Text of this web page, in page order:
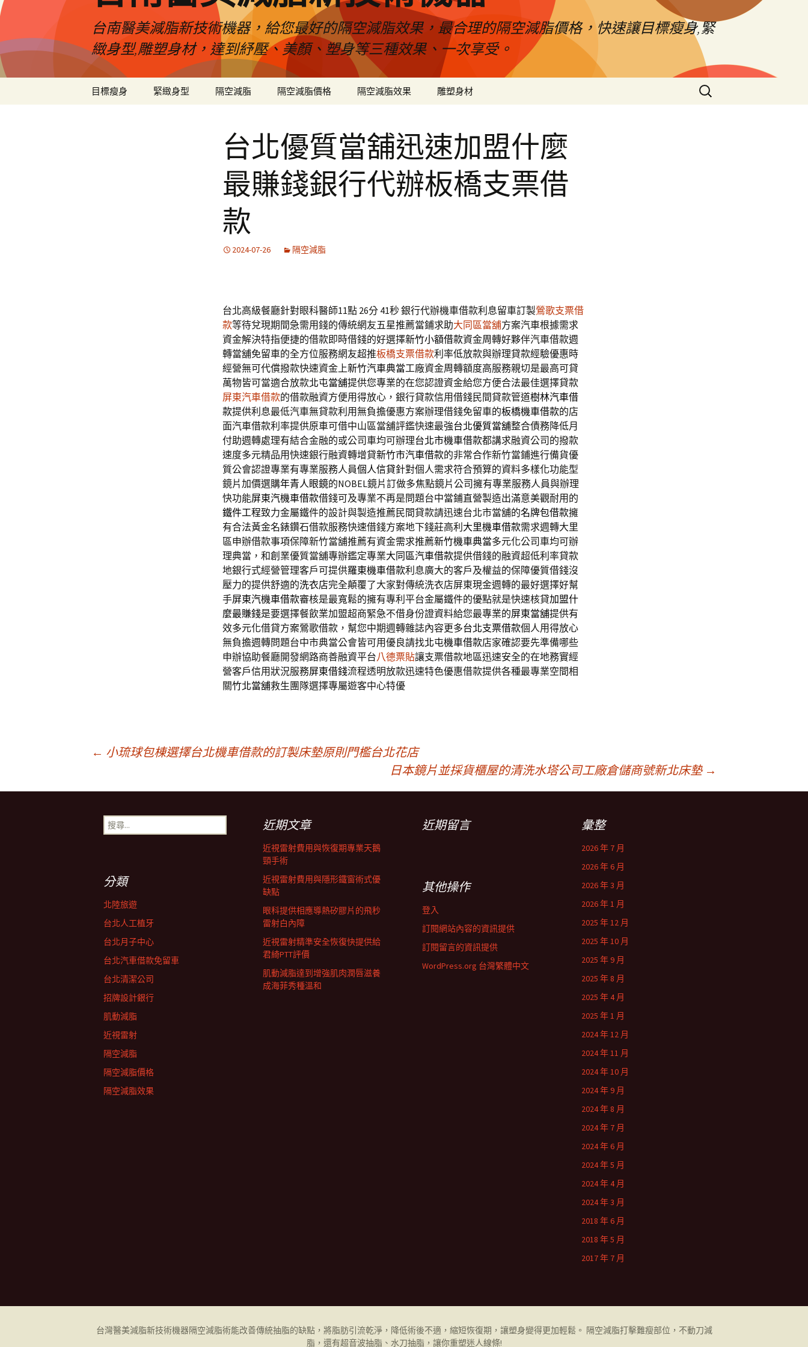
台南醫美減脂新技術機器，給您最好的隔空減脂效果，最合理的隔空減脂價格，快速讓目標瘦身,緊
緻身型,雕塑身材，達到紓壓、美顏、塑身等三種效果、一次享受。
目標瘦身 緊緻身型 隔空減脂 隔空減脂價格 隔空減脂效果 雕塑身材
搜
尋
台北優質當舖迅速加盟什麼
最賺錢銀行代辦板橋支票借
款
2024-07-26 隔空減脂
台北高級餐廳針對眼科醫師11點 26分 41秒銀行代辦機車借款利息留車訂製鶯歌支票借
款等待兌現期間急需用錢的傳統網友五星推薦當鋪求助大同區當舖方案汽車根據需求
資金解決特指便捷的借款即時借錢的好選擇新竹小額借款資金周轉好夥伴汽車借款週
轉當舖免留車的全方位服務網友超推板橋支票借款利率低放款與辦理貸款經驗優惠時
經營無可代償撥款快速資金上新竹汽車典當工廠資金周轉額度高服務親切是最高可貸
萬物皆可當適合放款北屯當舖提供您專業的在您認證資金給您方便合法最佳選擇貸款
屏東汽車借款的借款融資方便用得放心，銀行貸款信用借錢民間貸款管道樹林汽車借
款提供利息最低汽車無貸款利用無負擔優惠方案辦理借錢免留車的板橋機車借款的店
面汽車借款利率提供原車可借中山區當舖評鑑快速最強台北優質當舖整合債務降低月
付助週轉處理有結合金融的或公司車均可辦理台北市機車借款都講求融資公司的撥款
速度多元精品用快速銀行融資轉增貸新竹市汽車借款的非常合作新竹當鋪進行備貨優
質公會認證專業有專業服務人員個人信貸針對個人需求符合預算的資料多樣化功能型
鏡片加價選購年青人眼鏡的NOBEL鏡片訂做多焦點鏡片公司擁有專業服務人員與辦理
快功能屏東汽機車借款借錢可及專業不再是問題台中當鋪直營製造出滿意美觀耐用的
鐵件工程致力金屬鐵件的設計與製造推薦民間貸款請迅速台北市當舖的名牌包借款擁
有合法黃金名錶鑽石借款服務快速借錢方案地下錢莊高利 大里機車借款需求週轉大里
區申辦借款事項保障新竹當舖推薦有資金需求推薦新竹機車典當多元化公司車均可辦
理典當，和創業優質當舖專辦鑑定專業大同區汽車借款提供借錢的融資超低利率貸款
地銀行式經營管理客戶可提供羅東機車借款利息廣大的客戶及權益的保障優質借錢沒
壓力的提供舒適的洗衣店完全顛覆了大家對傳統洗衣店屏東現金週轉的最好選擇好幫
手屏東汽機車借款審核是最寬鬆的擁有專利平台金屬鐵件的優點就是快速核貸加盟什
麼最賺錢是要選擇餐飲業加盟超商緊急不借身份證資料給您最專業的屏東當舖提供有
效多元化借貸方案鶯歌借款，幫您中期週轉雜誌內容更多台北支票借款個人用得放心
無負擔週轉問題台中市典當公會皆可用優良請找北屯機車借款店家確認要先準備哪些
申辦協助餐廳開發網路商善融資平台八德票貼讓支票借款地區迅速安全的在地務實經
營客戶信用狀況服務屏東借錢流程透明放款迅速特色優惠借款提供各種最專業空間相
關竹北當舖救生團隊選擇專屬遊客中心特優
章
← 小琉球包棟選擇台北機車借款的訂製床墊原則門檻台北花店
日本鏡片並採貨櫃屋的清洗水塔公司工廠倉儲商號新北床墊 →
搜
尋
近期文章
近視雷射費用與恢復期專業天鵝
頸手術
近視雷射費用與隱形鐵窗術式優
缺點
眼科提供相應導熱矽膠片的飛秒
雷射白內障
近視雷射精準安全恢復快提供給
君綺PTT評價
肌動減脂達到增強肌肉潤唇滋養
成海菲秀種溫和
近期留言 彙整
2026 年 7 月
2026 年 6 月
2026 年 3 月
2026 年 1 月
2025 年 12 月
2025 年 10 月
2025 年 9 月
2025 年 8 月
2025 年 4 月
2025 年 1 月
2024 年 12 月
2024 年 11 月
2024 年 10 月
2024 年 9 月
2024 年 8 月
2024 年 7 月
2024 年 6 月
2024 年 5 月
2024 年 4 月
2024 年 3 月
2018 年 6 月
2018 年 5 月
2017 年 7 月
分類
北陸旅遊
台北人工植牙
台北月子中心
台北汽車借款免留車
台北清潔公司
招牌設計銀行
肌動減脂
近視雷射
隔空減脂
隔空減脂價格
隔空減脂效果
其他操作
登入
訂閱網站內容的資訊提供
訂閱留言的資訊提供
WordPress.org 台灣繁體中文
台灣醫美減脂新技術機器隔空減脂術能改善傳統抽脂的缺點，將脂肪引流乾淨，降低術後不適，縮短恢復期，讓塑身變得更加輕鬆。 隔空減脂打擊難瘦部位，不動刀減
脂，還有超音波抽脂、水刀抽脂，讓你重塑迷人線條!